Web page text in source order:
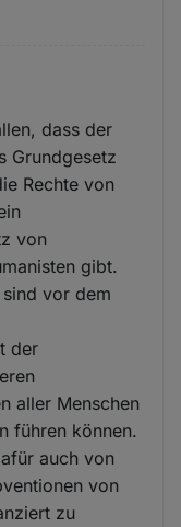
dass der
Grundgesetz
Rechte von
von
gibt.
vor dem
der
aller Menschen
führen können.
auch von
von
zu